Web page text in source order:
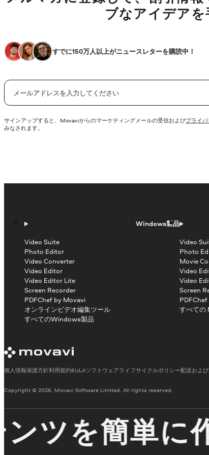
ブなアイデアを
すでに150万人以上がニュースレターを購読中！
電子メール
サインアップすると、Movaviからのマーケティングメールの受信およびプライ
みなされます。
Windows製品
Video Suite
Photo Editor
Video Converter
Video Editor
Video Editor Lite
Screen Recorder
PDFChef by Movavi
オンラインビデオ編集ツール
すべてのWindows製品
Video
Photo
Movie
Video
Video
Screen
すべての
Copyright © 2026, Movavi Software Limited. All rights reserved.
個人情報保護方針利用規約EULAソフトウェアライフサイクルポリシー配送およ
を簡単に作